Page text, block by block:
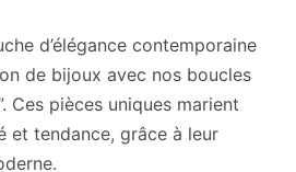
d’élégance contemporaine
de bijoux avec nos boucles
Ces pièces uniques marient
et tendance, grâce à leur